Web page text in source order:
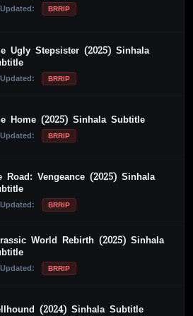
Updated: BRRIP
Ugly Stepsister (2025) Sinhala
Updated: BRRIP
Home (2025) Sinhala Subtitle
Updated: BRRIP
Road: Vengeance (2025) Sinhala
Updated: BRRIP
World Rebirth (2025) Sinhala
Updated: BRRIP
(2024) Sinhala Subtitle